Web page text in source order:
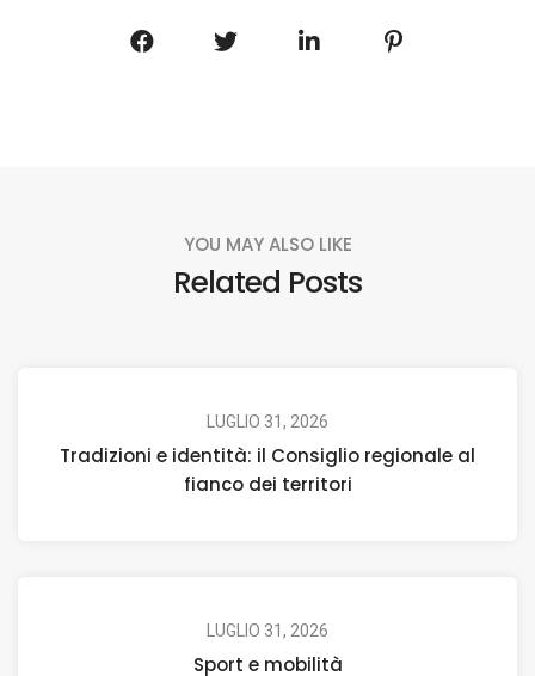
YOU MAY ALSO LIKE
Related Posts
LUGLIO 31, 2026
Tradizioni e identità: il Consiglio regionale al
fianco dei territori
LUGLIO 31, 2026
Sport e mobilità